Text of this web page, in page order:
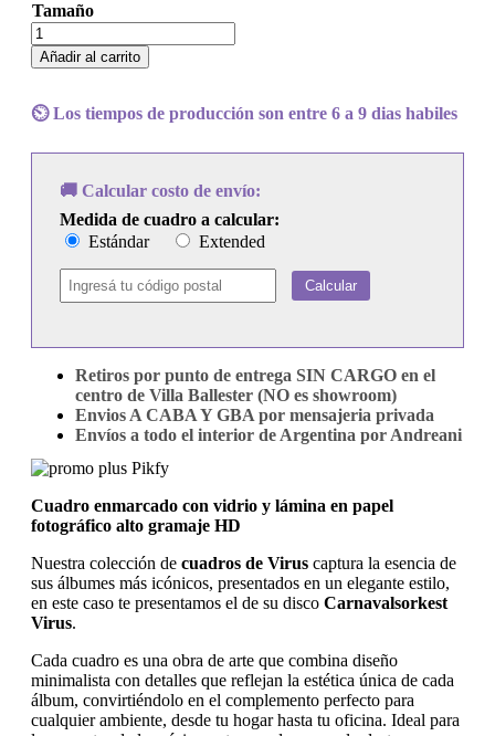
Tamaño
Cuadro
Virus
-
Virus
Añadir al carrito
⏲️ Los tiempos de producción son entre 6 a 9 dias habiles
🚚 Calcular costo de envío:
Medida de cuadro a calcular:
Estándar
Extended
Calcular
Retiros por punto de entrega SIN CARGO en el
centro de Villa Ballester (NO es showroom)
Envios A CABA Y GBA por mensajeria privada
Envíos a todo el interior de Argentina por Andreani
Cuadro enmarcado con vidrio y lámina en papel
fotográfico alto gramaje HD
Nuestra colección de cuadros de Virus captura la esencia de
sus álbumes más icónicos, presentados en un elegante estilo,
en este caso te presentamos el de su disco Carnavalsorkest
Virus.
Cada cuadro es una obra de arte que combina diseño
minimalista con detalles que reflejan la estética única de cada
álbum, convirtiéndolo en el complemento perfecto para
cualquier ambiente, desde tu hogar hasta tu oficina. Ideal para